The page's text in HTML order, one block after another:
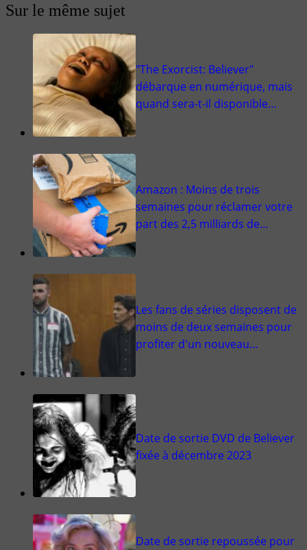
Sur le même sujet
"The Exorcist: Believer"
débarque en numérique, mais
quand sera-t-il disponible…
Amazon : Moins de trois
semaines pour réclamer votre
part des 2,5 milliards de…
Les fans de séries disposent de
moins de deux semaines pour
profiter d'un nouveau…
Date de sortie DVD de Believer
fixée à décembre 2023
Date de sortie repoussée pour